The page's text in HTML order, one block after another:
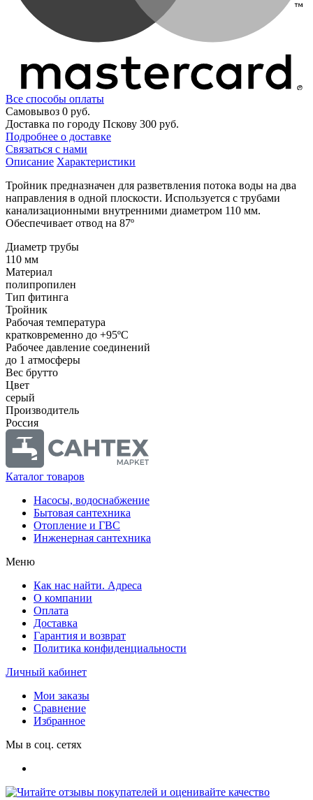
Все способы оплаты
Самовывоз 0 руб.
Доставка по городу Пскову 300 руб.
Подробнее о доставке
Связаться с нами
Описание Характеристики
Тройник предназначен для разветвления потока воды на два
направления в одной плоскости. Используется с трубами
канализационными внутренними диаметром 110 мм.
Обеспечивает отвод на 87º
Диаметр трубы
110 мм
Материал
полипропилен
Тип фитинга
Тройник
Рабочая температура
кратковременно до +95ºС
Рабочее давление соединений
до 1 атмосферы
Вес брутто
Цвет
серый
Производитель
Россия
Каталог товаров
Насосы, водоснабжение
Бытовая сантехника
Отопление и ГВС
Инженерная сантехника
Меню
Как нас найти. Адреса
О компании
Оплата
Доставка
Гарантия и возврат
Политика конфиденциальности
Личный кабинет
Мои заказы
Сравнение
Избранное
Мы в соц. сетях